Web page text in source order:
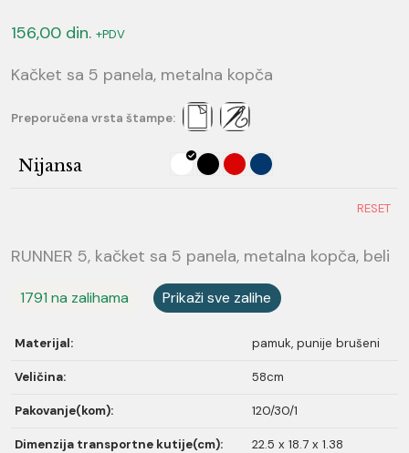
156,00 din. +PDV
Kačket sa 5 panela, metalna kopča
Preporučena vrsta štampe:
Nijansa
RESET
RUNNER 5, kačket sa 5 panela, metalna kopča, beli
1791 na zalihama Prikaži sve zalihe
Materijal: pamuk, punije brušeni
Veličina: 58cm
Pakovanje(kom): 120/30/1
Dimenzija transportne kutije(cm): 22.5 x 18.7 x 1.38